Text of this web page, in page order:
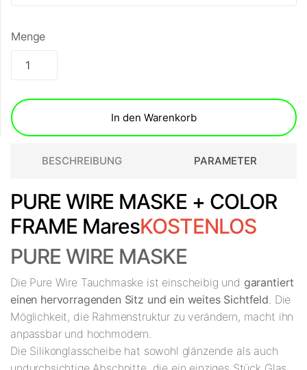
Menge
In den Warenkorb
BESCHREIBUNG PARAMETER
PURE WIRE MASKE + COLOR
FRAME MaresKOSTENLOS
PURE WIRE MASKE
Die Pure Wire Tauchmaske ist einscheibig und garantiert
einen hervorragenden Sitz und ein weites Sichtfeld. Die
Möglichkeit, die Rahmenstruktur zu verändern, macht ihn
anpassbar und hochmodern.
Die Silikonglasscheibe hat sowohl glänzende als auch